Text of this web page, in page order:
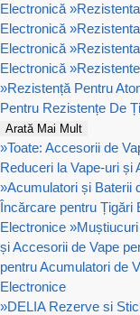
Electronică »
Electronică »
Electronică »
Electronică »
»Rezistență Pentru
Pentru Rezistențe De
Arată Mai Mult
»Toate: Accesorii de
Reduceri la Vape-uri și
»Acumulatori și Baterii
Încărcare pentru Țigări
Electronice »
și Accesorii de Vape
pentru Acumulatori de
Electronice
»DELIA Rezerve si